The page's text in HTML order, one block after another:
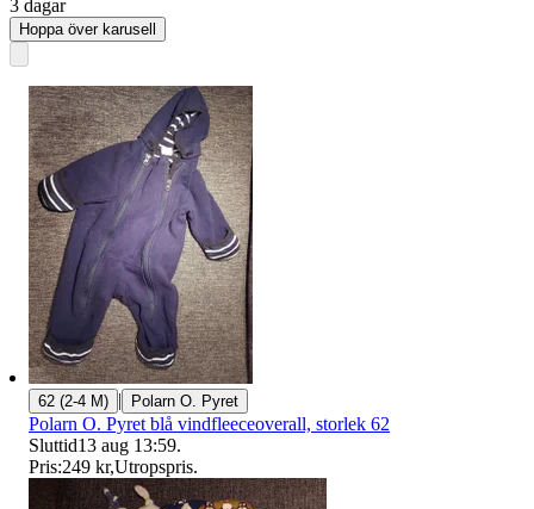
3 dagar
Hoppa över karusell
62 (2-4 M) | Polarn O. Pyret
Polarn O. Pyret blå vindfleeceoverall, storlek 62
Sluttid13 aug 13:59.
Pris:249 kr,Utropspris.